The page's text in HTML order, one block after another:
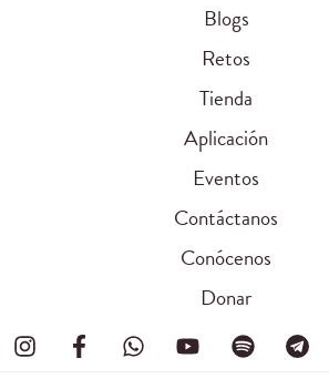
Blogs
Retos
Tienda
Aplicación
Eventos
Contáctanos
Conócenos
Donar